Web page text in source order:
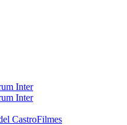
CastroFilmes